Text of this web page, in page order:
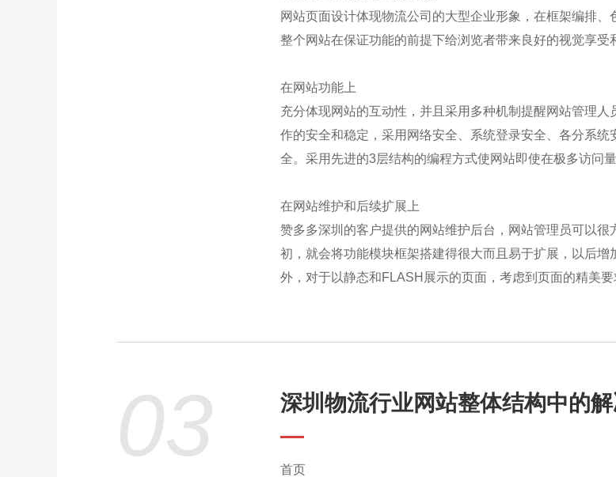
网站页面设计体现物流公司的大型企业形象，在框架编排
整个网站在保证功能的前提下给浏览者带来良好的视觉享受
在网站功能上
充分体现网站的互动性，并且采用多种机制提醒网站管理
作的安全和稳定，采用网络安全、系统登录安全、各分系
全。采用先进的3层结构的编程方式使网站即使在极多访问
在网站维护和后续扩展上
赞多多深圳的客户提供的网站维护后台，网站管理员可以
初，就会将功能模块框架搭建得很大而且易于扩展，以后
外，对于以静态和FLASH展示的页面，考虑到页面的精美要
03 深圳物流行业网站整体结构中的
首页